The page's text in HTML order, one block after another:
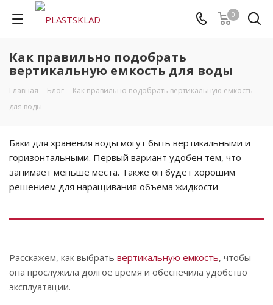
0
Как правильно подобрать
вертикальную емкость для воды
Главная - Блог - Как правильно подобрать вертикальную емкость
для воды
Баки для хранения воды могут быть вертикальными и
горизонтальными. Первый вариант удобен тем, что
занимает меньше места. Также он будет хорошим
решением для наращивания объема жидкости
Расскажем, как выбрать вертикальную емкость, чтобы
она прослужила долгое время и обеспечила удобство
эксплуатации.